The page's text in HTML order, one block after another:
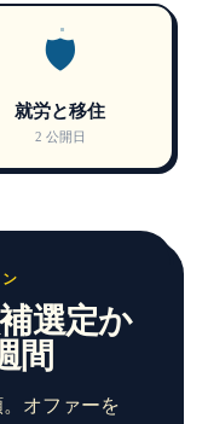
🛡️
就労と移住
2 公開日
選定か
間
オファーを